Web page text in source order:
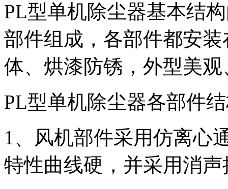
PL型单机除尘器基本结
部件组成，各部件都安
体、烘漆防锈，外型美
PL型单机除尘器各部件
1、风机部件采用仿离心
特性曲线硬，并采用消